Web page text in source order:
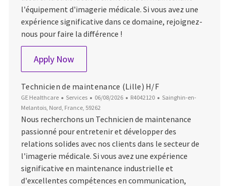
l'équipement d'imagerie médicale. Si vous avez une
expérience significative dans ce domaine, rejoignez-
nous pour faire la différence !
Apply NowIngénieur / technicien de maintenance
Technicien de maintenance (Lille) H/F
GE Healthcare Category
Services Posted Date
06/08/2026 Job Id
R4042120 Location
Sainghin-en-
Melantois, Nord, France, 59262
Nous recherchons un Technicien de maintenance
passionné pour entretenir et développer des
relations solides avec nos clients dans le secteur de
l'imagerie médicale. Si vous avez une expérience
significative en maintenance industrielle et
d'excellentes compétences en communication,